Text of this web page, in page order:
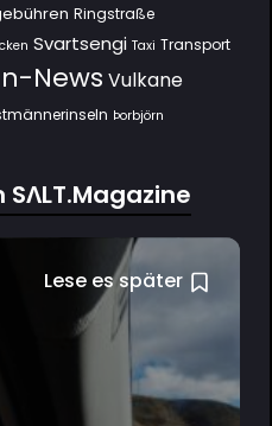
Ringstraße
Svartsengi Taxi Transport
News Vulkane
Þorbjörn
Lese es später